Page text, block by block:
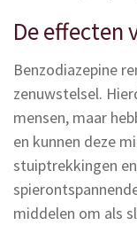
De effecten
Benzodiazepine
zenuwstelsel.
mensen, maar
en kunnen deze
stuiptrekkingen
middelen om als